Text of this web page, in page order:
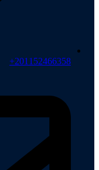
201152466358+